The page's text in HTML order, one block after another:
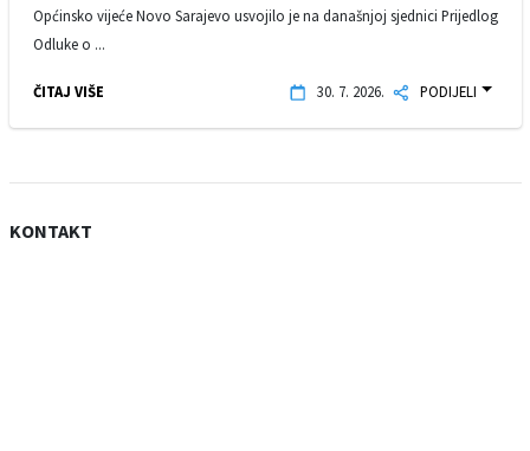
Općinsko vijeće Novo Sarajevo usvojilo je na današnjoj sjednici Prijedlog
Odluke o ...
ČITAJ VIŠE 30. 7. 2026. PODIJELI
KONTAKT